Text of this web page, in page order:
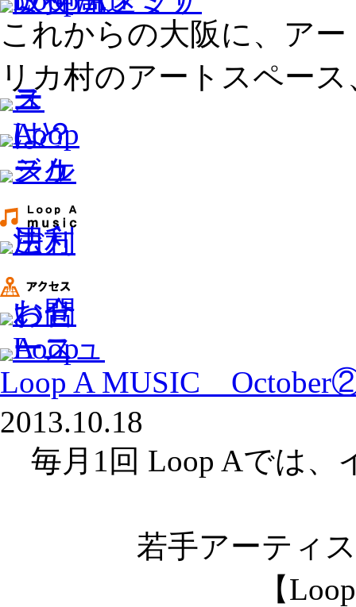
これからの大阪に、ア
リカ村のアートスペース
Loop A MUSIC
2013.10.18
毎月1回 Loop Aでは
若手アーティ
【